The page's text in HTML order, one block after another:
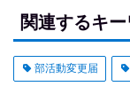
関連するキ
部活動変更届